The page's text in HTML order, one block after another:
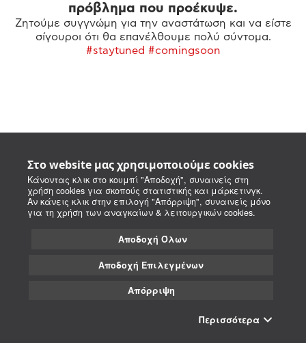
Στο website μας χρησιμοποιούμε cookies
Κάνοντας κλικ στο κουμπί "Αποδοχή", συναινείς στη
χρήση cookies για σκοπούς στατιστικής και μάρκετινγκ.
Αν κάνεις κλικ στην επιλογή "Απόρριψη", συναινείς μόνο
για τη χρήση των αναγκαίων & λειτουργικών cookies.
Αποδοχή Όλων
Αποδοχή Επιλεγμένων
Απόρριψη
Περισσότερα
πρόβλημα που προέκυψε.
Ζητούμε συγγνώμη για την αναστάτωση και να είστε
σίγουροι ότι θα επανέλθουμε πολύ σύντομα.
#staytuned #comingsoon